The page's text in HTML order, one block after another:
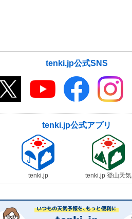
tenki.jp公式SNS
tenki.jp公式アプリ
tenki.jp tenki.jp 登山天気